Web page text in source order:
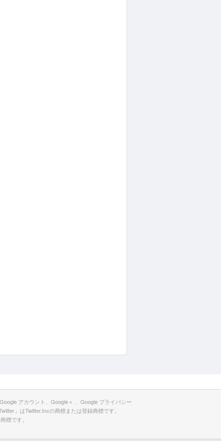
アカウント、Google＋ 、Google プライバシー
」はTwitter.Incの商標または登録商標です。
標です。